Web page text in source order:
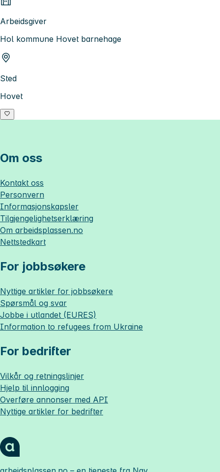
Arbeidsgiver
Hol kommune Hovet barnehage
Sted
Hovet
Om oss
Kontakt oss
Personvern
Informasjonskapsler
Tilgjengelighetserklæring
Om arbeidsplassen.no
Nettstedkart
For jobbsøkere
Nyttige artikler for jobbsøkere
Spørsmål og svar
Jobbe i utlandet (EURES)
Information to refugees from Ukraine
For bedrifter
Vilkår og retningslinjer
Hjelp til innlogging
Overføre annonser med API
Nyttige artikler for bedrifter